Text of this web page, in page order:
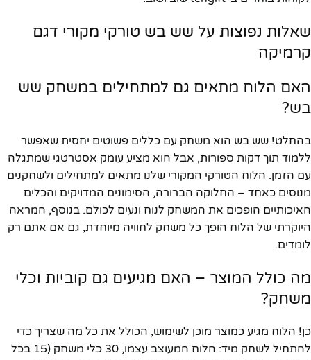
שאלות נפוצות על שש בש טורקי מקורי דגם
קרמיקה
האם הלוח מתאים גם למתחילים במשחק שש
בש?
בהחלט! שש בש הוא משחק עם כללים פשוטים יחסית שאפשר
ללמוד תוך דקות ספורות, אבל הוא מציע עומק אסטרטגי שמתגלה
עם הזמן. הלוח הטורקי המקורי שלנו מתאים למתחילים ולשחקנים
מנוסים כאחד – החלוקה הברורה, הסימונים המדויקים והכלים
האיכותיים הופכים את המשחק לנוח ונעים לכולם. בנוסף, המראה
היוקרתי של הלוח הופך כל משחק לחוויה מיוחדת, גם אם אתם רק
לומדים.
מה כולל המוצר – האם מגיעים גם קוביות וכלי
משחק?
כן! הלוח מגיע כמוצר מוכן לשימוש, הכולל את כל מה שצריך כדי
להתחיל לשחק מיד: הלוח המעוצב עצמו, 30 כלי משחק (15 בכל